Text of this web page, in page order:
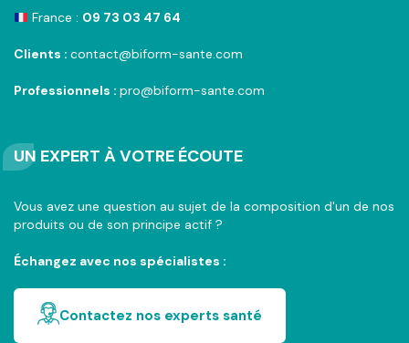
France : 09 73 03 47 64
Clients : contact@biform-sante.com
Professionnels : pro@biform-sante.com
UN EXPERT À VOTRE ÉCOUTE
Vous avez une question au sujet de la composition d'un de nos
produits ou de son principe actif ?
Échangez avec nos spécialistes :
Contactez nos experts santé